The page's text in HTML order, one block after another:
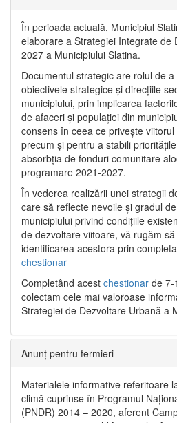
În perioada actuală, Municipiul
elaborare a Strategiei Integrate de
2027 a Municipiului Slatina.
Documentul strategic are rolul de
obiectivele strategice și direcțiile
municipiului, prin implicarea
de afaceri și populației din
consens în ceea ce privește
precum și pentru a stabili
absorbția de fonduri comunitare
programare 2021-2027.
În vederea realizării unei strategii
care să reflecte nevoile și gradul
municipiului privind condițiile
de dezvoltare viitoare, vă rugăm
identificarea acestora prin
chestionar
Completând acest chestionar de 7-
colectam cele mai valoroase
Strategiei de Dezvoltare Urbană a
Anunț pentru fermieri
Materialele informative referitoare
climă cuprinse în Programul
(PNDR) 2014 – 2020, aferent